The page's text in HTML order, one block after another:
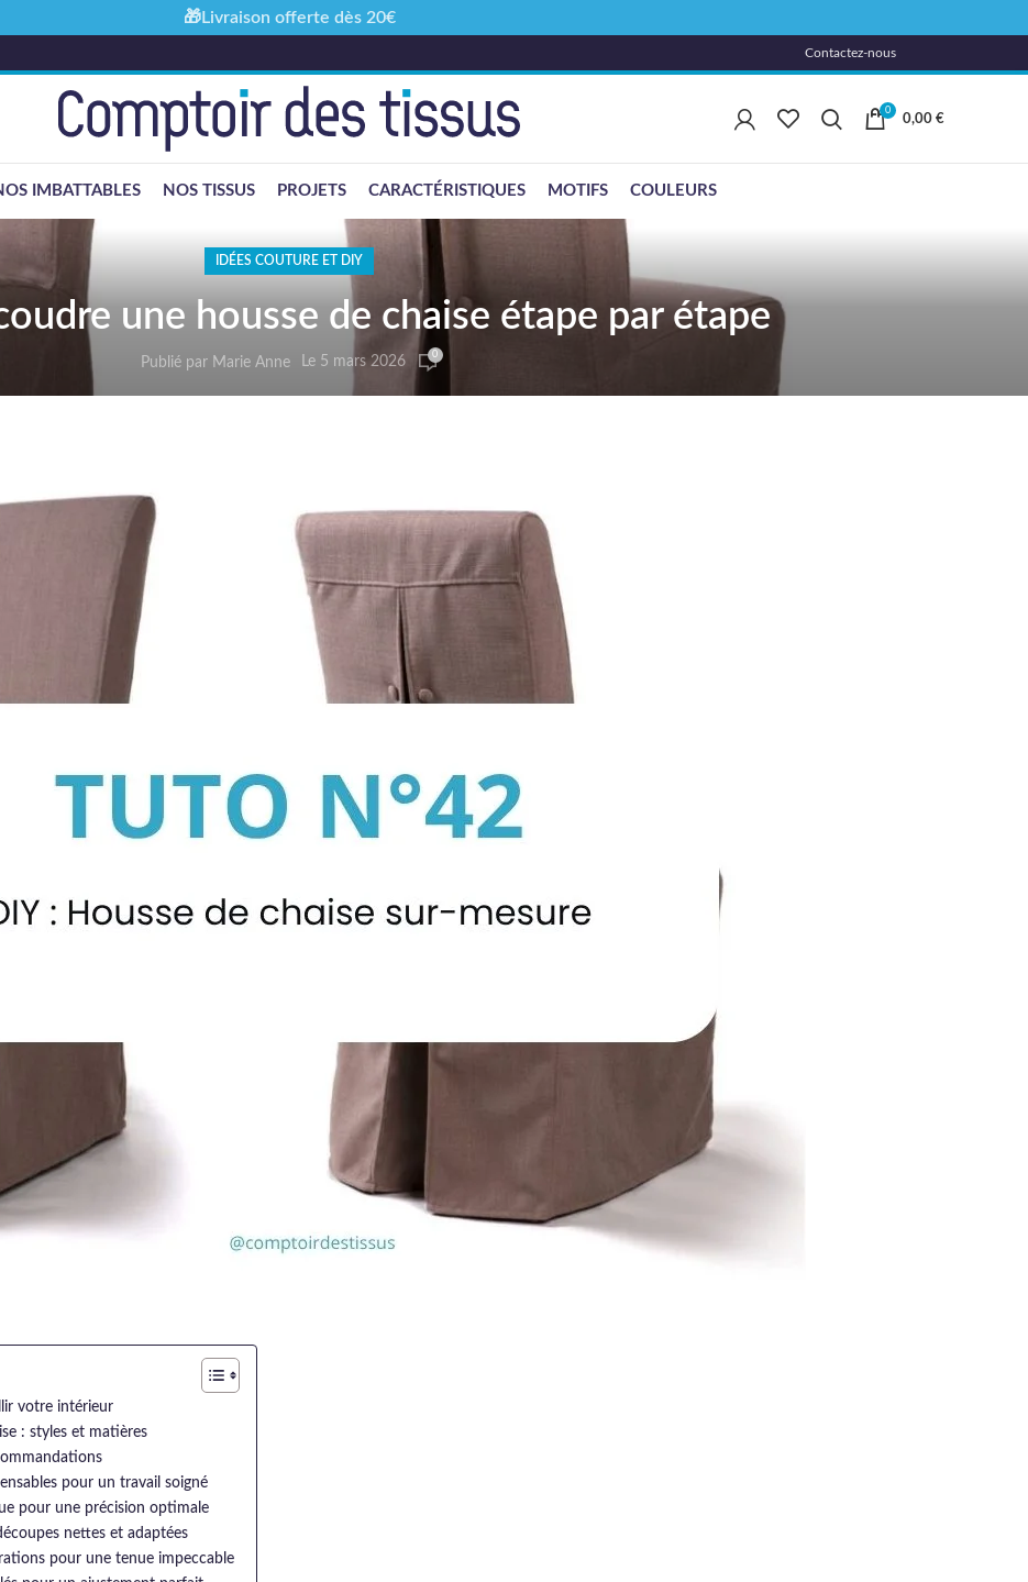
Contactez-nous
0
0,00 €
IMBATTABLES NOS TISSUS PROJETS CARACTÉRISTIQUES MOTIFS COULEURS
IDÉES COUTURE ET DIY
une housse de chaise étape par étape
Publié par Marie Anne Le 5 mars 2026 0
votre intérieur
: styles et matières
pour un travail soigné
pour une précision optimale
nettes et adaptées
pour une tenue impeccable
🎁Livraison offerte dès 20€